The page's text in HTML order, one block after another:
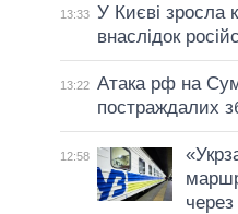
13:33 У Києві зросла
внаслідок
13:22 Атака рф на
постраждалих
12:58